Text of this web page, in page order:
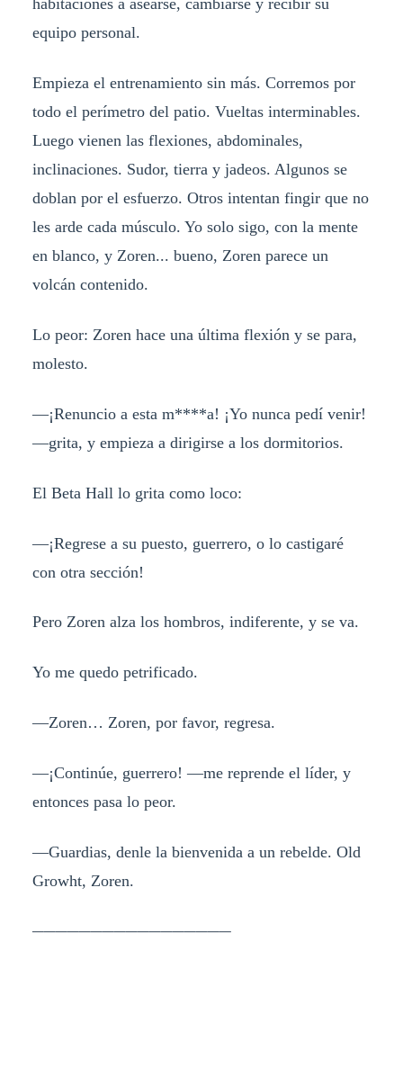
habitaciones a asearse, cambiarse y recibir su
equipo personal.
Empieza el entrenamiento sin más. Corremos por
todo el perímetro del patio. Vueltas interminables.
Luego vienen las flexiones, abdominales,
inclinaciones. Sudor, tierra y jadeos. Algunos se
doblan por el esfuerzo. Otros intentan fingir que no
les arde cada músculo. Yo solo sigo, con la mente
en blanco, y Zoren... bueno, Zoren parece un
volcán contenido.
Lo peor: Zoren hace una última flexión y se para,
molesto.
—¡Renuncio a esta m****a! ¡Yo nunca pedí venir!
—grita, y empieza a dirigirse a los dormitorios.
El Beta Hall lo grita como loco:
—¡Regrese a su puesto, guerrero, o lo castigaré
con otra sección!
Pero Zoren alza los hombros, indiferente, y se va.
Yo me quedo petrificado.
—Zoren… Zoren, por favor, regresa.
—¡Continúe, guerrero! —me reprende el líder, y
entonces pasa lo peor.
—Guardias, denle la bienvenida a un rebelde. Old
Growht, Zoren.
─────────────────